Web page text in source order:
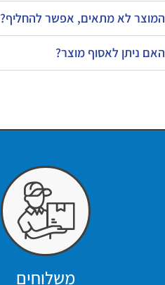
המוצר לא מתאים, אפשר להחליף?
האם ניתן לאסוף מוצר?
משלוחים